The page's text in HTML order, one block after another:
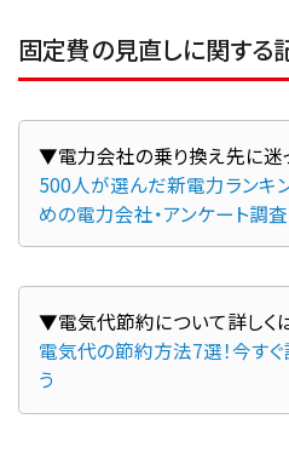
固定費の見直しに関する
500人が選んだ新電力ランキ
めの電力会社・アンケート調査
電気代の節約方法7選！今す
う